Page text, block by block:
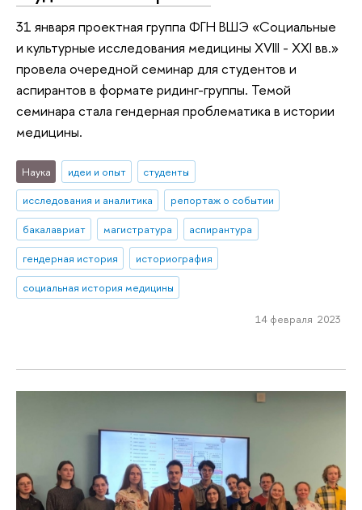
31 января проектная группа ФГН ВШЭ «Социальные
и культурные исследования медицины XVIII - XXI вв.»
провела очередной семинар для студентов и
аспирантов в формате ридинг-группы. Темой
семинара стала гендерная проблематика в истории
медицины.
Наука идеи и опыт
студенты
исследования и аналитика
репортаж о событии
бакалавриат
магистратура
аспирантура
гендерная история
историография
социальная история медицины
14 февраля 2023